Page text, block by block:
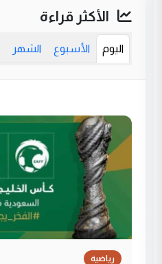
الأكثر قراءة
اليوم الأسبوع الشهر
رياضية